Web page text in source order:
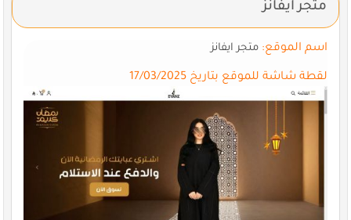
متجر ايفانز
اسم الموقع:متجر ايفانز
لقطة شاشة للموقع بتاريخ 17/03/2025